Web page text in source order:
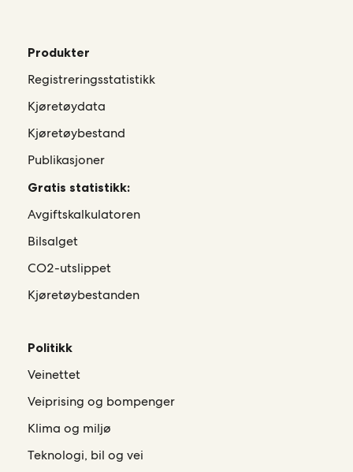
Produkter
Registreringsstatistikk
Kjøretøydata
Kjøretøybestand
Publikasjoner
Gratis statistikk:
Avgiftskalkulatoren
Bilsalget
CO2-utslippet
Kjøretøybestanden
Politikk
Veinettet
Veiprising og bompenger
Klima og miljø
Teknologi, bil og vei